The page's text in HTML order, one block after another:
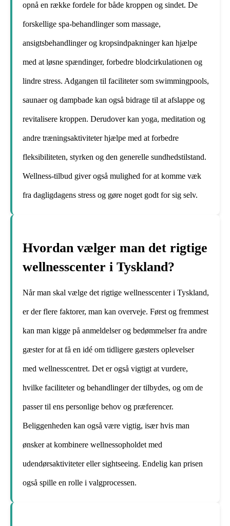
opnå en række fordele for både kroppen og sindet. De
forskellige spa-behandlinger som massage,
ansigtsbehandlinger og kropsindpakninger kan hjælpe
med at løsne spændinger, forbedre blodcirkulationen og
lindre stress. Adgangen til faciliteter som swimmingpools,
saunaer og dampbade kan også bidrage til at afslappe og
revitalisere kroppen. Derudover kan yoga, meditation og
andre træningsaktiviteter hjælpe med at forbedre
fleksibiliteten, styrken og den generelle sundhedstilstand.
Wellness-tilbud giver også mulighed for at komme væk
fra dagligdagens stress og gøre noget godt for sig selv.
Hvordan vælger man det rigtige
wellnesscenter i Tyskland?
Når man skal vælge det rigtige wellnesscenter i Tyskland,
er der flere faktorer, man kan overveje. Først og fremmest
kan man kigge på anmeldelser og bedømmelser fra andre
gæster for at få en idé om tidligere gæsters oplevelser
med wellnesscentret. Det er også vigtigt at vurdere,
hvilke faciliteter og behandlinger der tilbydes, og om de
passer til ens personlige behov og præferencer.
Beliggenheden kan også være vigtig, især hvis man
ønsker at kombinere wellnessopholdet med
udendørsaktiviteter eller sightseeing. Endelig kan prisen
også spille en rolle i valgprocessen.